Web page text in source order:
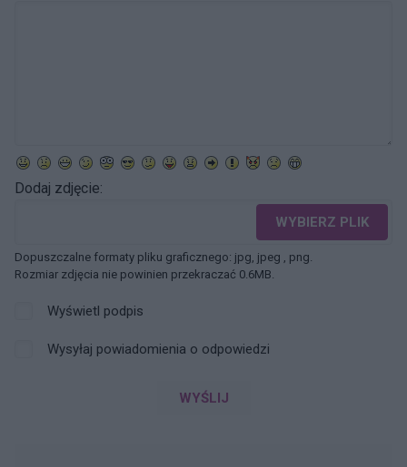
Dodaj zdjęcie:
WYBIERZ PLIK
Dopuszczalne formaty pliku graficznego: jpg, jpeg , png.
Rozmiar zdjęcia nie powinien przekraczać 0.6MB.
Wyświetl podpis
Wysyłaj powiadomienia o odpowiedzi
WYŚLIJ